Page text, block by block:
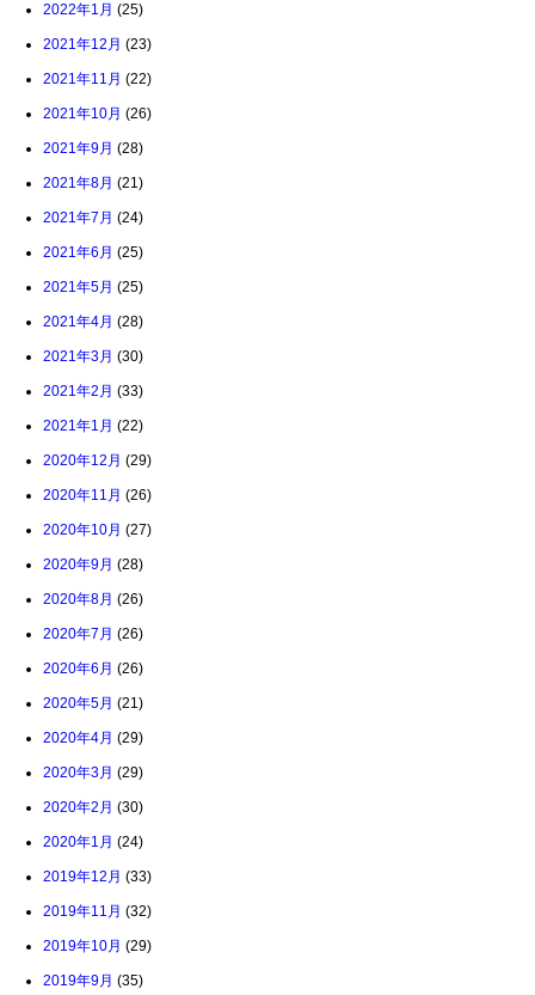
2022年1月 (25)
2021年12月 (23)
2021年11月 (22)
2021年10月 (26)
2021年9月 (28)
2021年8月 (21)
2021年7月 (24)
2021年6月 (25)
2021年5月 (25)
2021年4月 (28)
2021年3月 (30)
2021年2月 (33)
2021年1月 (22)
2020年12月 (29)
2020年11月 (26)
2020年10月 (27)
2020年9月 (28)
2020年8月 (26)
2020年7月 (26)
2020年6月 (26)
2020年5月 (21)
2020年4月 (29)
2020年3月 (29)
2020年2月 (30)
2020年1月 (24)
2019年12月 (33)
2019年11月 (32)
2019年10月 (29)
2019年9月 (35)